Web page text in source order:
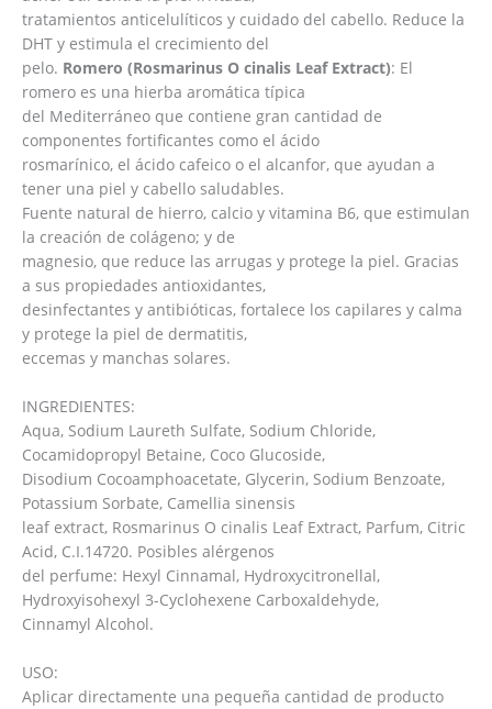
tratamientos anticelulíticos y cuidado del cabello. Reduce la
DHT y estimula el crecimiento del
pelo. Romero (Rosmarinus O cinalis Leaf Extract): El
romero es una hierba aromática típica
del Mediterráneo que contiene gran cantidad de
componentes fortificantes como el ácido
rosmarínico, el ácido cafeico o el alcanfor, que ayudan a
tener una piel y cabello saludables.
Fuente natural de hierro, calcio y vitamina B6, que estimulan
la creación de colágeno; y de
magnesio, que reduce las arrugas y protege la piel. Gracias
a sus propiedades antioxidantes,
desinfectantes y antibióticas, fortalece los capilares y calma
y protege la piel de dermatitis,
eccemas y manchas solares.
INGREDIENTES:
Aqua, Sodium Laureth Sulfate, Sodium Chloride,
Cocamidopropyl Betaine, Coco Glucoside,
Disodium Cocoamphoacetate, Glycerin, Sodium Benzoate,
Potassium Sorbate, Camellia sinensis
leaf extract, Rosmarinus O cinalis Leaf Extract, Parfum, Citric
Acid, C.I.14720. Posibles alérgenos
del perfume: Hexyl Cinnamal, Hydroxycitronellal,
Hydroxyisohexyl 3-Cyclohexene Carboxaldehyde,
Cinnamyl Alcohol.
USO:
Aplicar directamente una pequeña cantidad de producto